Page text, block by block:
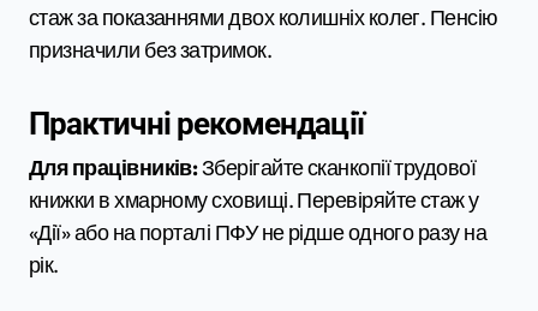
стаж за показаннями двох колишніх колег. Пенсію
призначили без затримок.
Практичні рекомендації
Для працівників:Зберігайте сканкопії трудової
книжки в хмарному сховищі. Перевіряйте стаж у
«Дії» або на порталі ПФУ не рідше одного разу на
рік.